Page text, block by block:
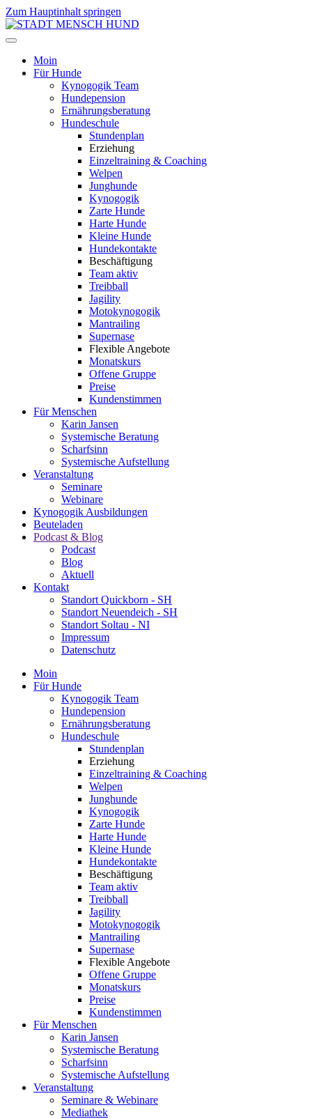
Zum Hauptinhalt springen
Moin
Für Hunde
Kynogogik Team
Hundepension
Ernährungsberatung
Hundeschule
Stundenplan
Erziehung
Einzeltraining & Coaching
Welpen
Junghunde
Kynogogik
Zarte Hunde
Harte Hunde
Kleine Hunde
Hundekontakte
Beschäftigung
Team aktiv
Treibball
Jagility
Motokynogogik
Mantrailing
Supernase
Flexible Angebote
Monatskurs
Offene Gruppe
Preise
Kundenstimmen
Für Menschen
Karin Jansen
Systemische Beratung
Scharfsinn
Systemische Aufstellung
Veranstaltung
Seminare
Webinare
Kynogogik Ausbildungen
Beuteladen
Podcast & Blog
Podcast
Blog
Aktuell
Kontakt
Standort Quickborn - SH
Standort Neuendeich - SH
Standort Soltau - NI
Impressum
Datenschutz
Moin
Für Hunde
Kynogogik Team
Hundepension
Ernährungsberatung
Hundeschule
Stundenplan
Erziehung
Einzeltraining & Coaching
Welpen
Junghunde
Kynogogik
Zarte Hunde
Harte Hunde
Kleine Hunde
Hundekontakte
Beschäftigung
Team aktiv
Treibball
Jagility
Motokynogogik
Mantrailing
Supernase
Flexible Angebote
Offene Gruppe
Monatskurs
Preise
Kundenstimmen
Für Menschen
Karin Jansen
Systemische Beratung
Scharfsinn
Systemische Aufstellung
Veranstaltung
Seminare & Webinare
Mediathek